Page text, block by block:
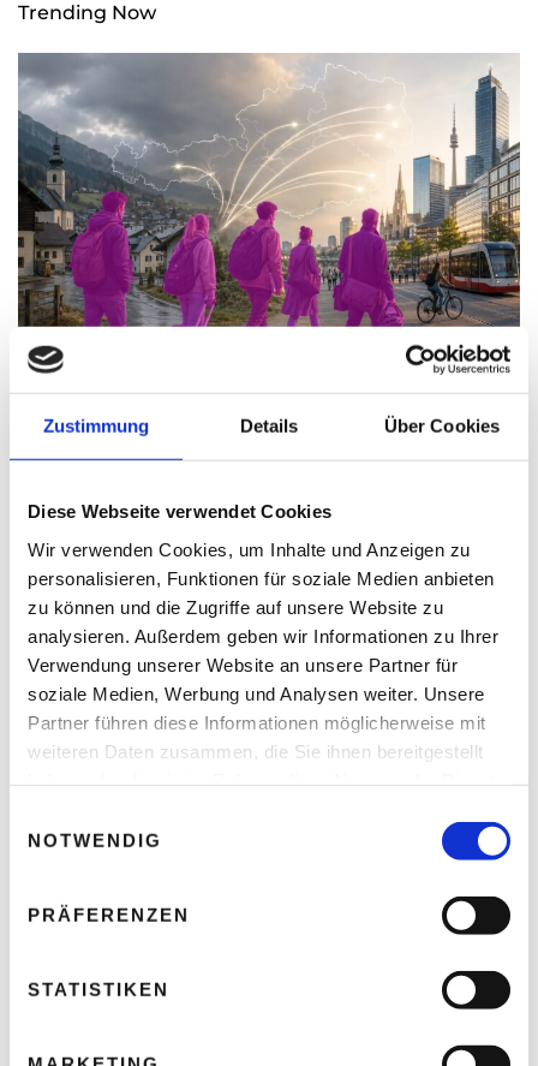
Zustimmung Details Über Cookies
Diese Webseite verwendet Cookies
Wir verwenden Cookies, um Inhalte und Anzeigen zu
personalisieren, Funktionen für soziale Medien anbieten
zu können und die Zugriffe auf unsere Website zu
analysieren. Außerdem geben wir Informationen zu Ihrer
Verwendung unserer Website an unsere Partner für
soziale Medien, Werbung und Analysen weiter. Unsere
Partner führen diese Informationen möglicherweise mit
weiteren Daten zusammen, die Sie ihnen bereitgestellt
NOTWENDIG
PRÄFERENZEN
STATISTIKEN
Trending Now
Wenn die Jungen gehen trifft das die Wirtschaft
Thomas Nasswetter 8. AUGUST 2026
Thomas Nasswetter 4. AUGUST 2026